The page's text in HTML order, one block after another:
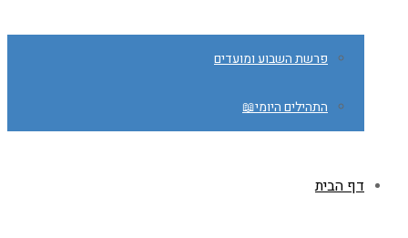
פרשת השבוע ומועדים
התהילים היומי📖
דף הבית